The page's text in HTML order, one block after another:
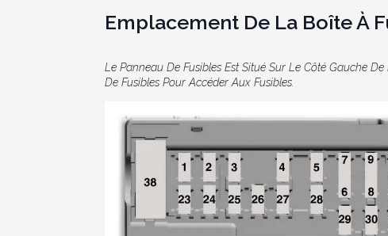
Emplacement De La Boîte À
Le Panneau De Fusibles Est Situé Sur Le Côté Gauche
De Fusibles Pour Accéder Aux Fusibles.